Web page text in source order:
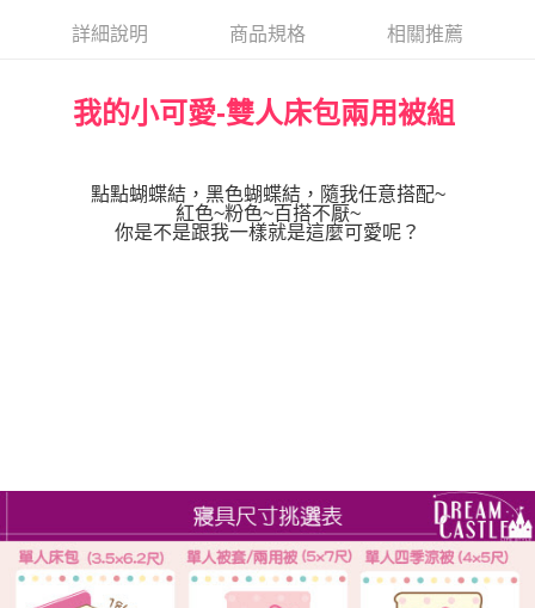
詳細說明 商品規格 相關推薦
我的小可愛-雙人床包兩用被組
點點蝴蝶結，黑色蝴蝶結，隨我任意搭配~
紅色~粉色~百搭不厭~
你是不是跟我一樣就是這麼可愛呢？